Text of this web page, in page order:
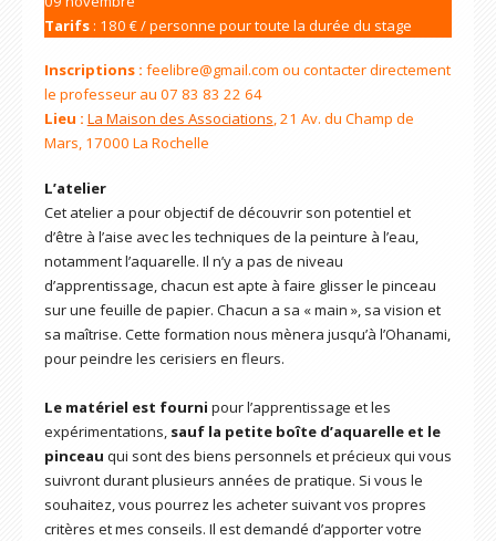
Tarifs: 180 € / personne pour toute la durée du stage
Inscriptions : feelibre@gmail.com ou contacter directement
le professeur au 07 83 83 22 64
Lieu : La Maison des Associations, 21 Av. du Champ de
Mars, 17000 La Rochelle
L’atelier
Cet atelier a pour objectif de découvrir son potentiel et
d’être à l’aise avec les techniques de la peinture à l’eau,
notamment l’aquarelle. Il n’y a pas de niveau
d’apprentissage, chacun est apte à faire glisser le pinceau
sur une feuille de papier. Chacun a sa « main », sa vision et
sa maîtrise. Cette formation nous mènera jusqu’à l’Ohanami,
pour peindre les cerisiers en fleurs.
Le matériel est fourni pour l’apprentissage et les
expérimentations, sauf la petite boîte d’aquarelle et le
pinceau qui sont des biens personnels et précieux qui vous
suivront durant plusieurs années de pratique. Si vous le
souhaitez, vous pourrez les acheter suivant vos propres
critères et mes conseils. Il est demandé d’apporter votre